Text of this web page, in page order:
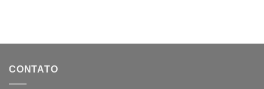
CONTATO